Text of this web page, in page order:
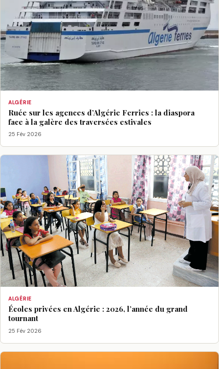
ALGÉRIE
Ruée sur les agences d’Algérie Ferries : la diaspora
face à la galère des traversées estivales
25 Fév 2026
ALGÉRIE
Écoles privées en Algérie : 2026, l’année du grand
tournant
25 Fév 2026